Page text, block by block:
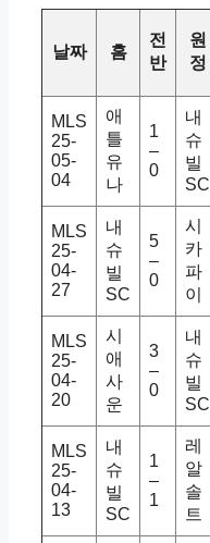
날짜 홈
전
반
원
정
MLS
25-
05-
04
애
틀
유
나
1
–
0
내
슈
빌
SC
MLS
25-
04-
27
내
슈
빌
SC
5
–
0
시
카
파
이
MLS
25-
04-
20
시
애
사
운
3
–
0
내
슈
빌
SC
MLS
25-
04-
13
내
슈
빌
SC
1
–
1
레
알
솔
트